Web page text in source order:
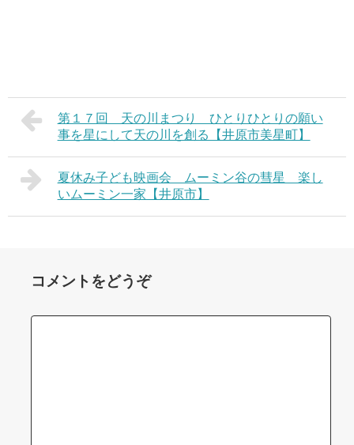
第１７回 天の川まつり ひとりひとりの願い
事を星にして天の川を創る【井原市美星町】
夏休み子ども映画会 ムーミン谷の彗星 楽し
いムーミン一家【井原市】
コメントをどうぞ